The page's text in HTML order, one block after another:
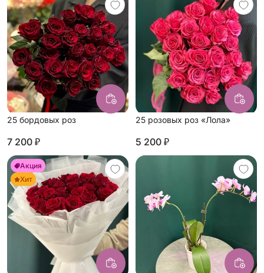
25 бордовых роз
7 200 ₽
25 розовых роз «Лола»
5 200 ₽
Акция
Хит